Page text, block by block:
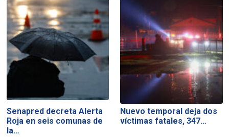
Senapred decreta Alerta
Roja en seis comunas de
la…
Nuevo temporal deja dos
víctimas fatales, 347…